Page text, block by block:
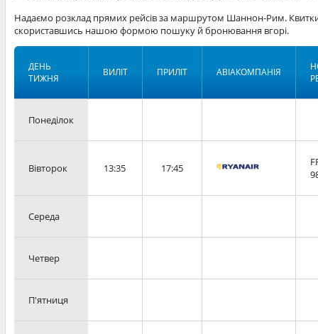
Надаємо розклад прямих рейсів за маршрутом Шаннон-Рим.
скориставшись нашою формою пошуку й бронювання вгорі.
ДЕНЬ
ТИЖНЯ
ВИЛІТ ПРИЛІТ АВІАКОМПАНІЯ
Понеділок
Вівторок 13:35 17:45
Середа
Четвер
П'ятниця